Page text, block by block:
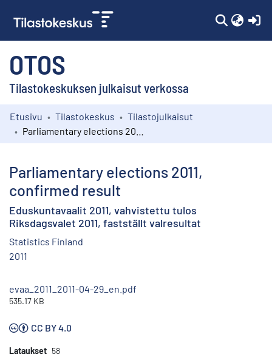
OTOS
Tilastokeskuksen julkaisut verkossa
Kokoelmat
Etusivu Tilastokeskus
Tilastojulkaisut
Parliamentary elections 2011,
confirmed result
Eduskuntavaalit 2011, vahvistettu tulos
Riksdagsvalet 2011, fastställt valresultat
Statistics Finland
2011
evaa_2011_2011-04-29_en.pdf
535.17 KB
CC BY 4.0
Lataukset 58